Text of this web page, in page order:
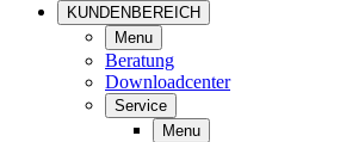
KUNDENBEREICH
Menu
Beratung
Downloadcenter
Service
Menu